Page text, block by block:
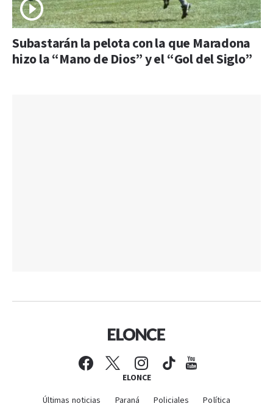
Subastarán la pelota con la que Maradona
hizo la “Mano de Dios” y el “Gol del Siglo”
ELONCE
Últimas noticias Paraná Policiales Política